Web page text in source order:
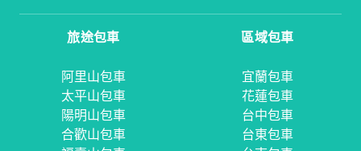
旅途包車
阿里山包車
太平山包車
陽明山包車
合歡山包車
區域包車
宜蘭包車
花蓮包車
台中包車
台東包車